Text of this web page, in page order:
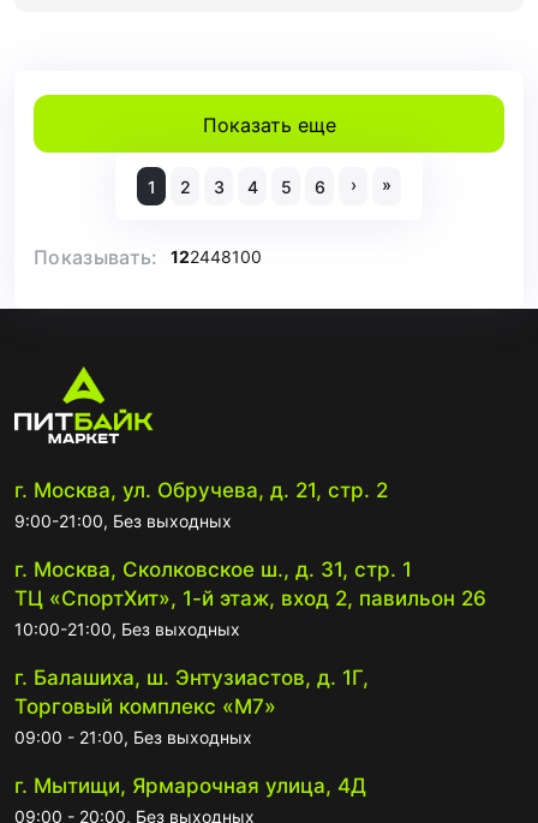
Показать еще
1 2 3 4 5 6 › »
Показывать: 122448100
г. Москва, ул. Обручева, д. 21, стр. 2
9:00-21:00, Без выходных
г. Москва, Сколковское ш., д. 31, стр. 1
ТЦ «СпортХит», 1-й этаж, вход 2, павильон 26
10:00-21:00, Без выходных
г. Балашиха, ш. Энтузиастов, д. 1Г,
Торговый комплекс «М7»
09:00 - 21:00, Без выходных
г. Мытищи, Ярмарочная улица, 4Д
09:00 - 20:00, Без выходных